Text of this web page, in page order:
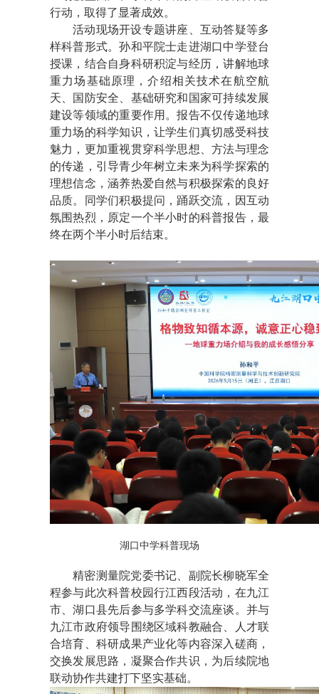
行动，取得了显著成效。
活动现场开设专题讲座、互动答疑等多
样科普形式。孙和平院士走进湖口中学登台
授课，结合自身科研积淀与经历，讲解地球
重力场基础原理，介绍相关技术在航空航
天、国防安全、基础研究和国家可持续发展
建设等领域的重要作用。报告不仅传递地球
重力场的科学知识，让学生们真切感受科技
魅力，更加重视贯穿科学思想、方法与理念
的传递，引导青少年树立未来为科学探索的
理想信念，涵养热爱自然与积极探索的良好
品质。同学们积极提问，踊跃交流，因互动
氛围热烈，原定一个半小时的科普报告，最
终在两个半小时后结束。
湖口中学科普现场
精密测量院党委书记、副院长柳晓军全
程参与此次科普校园行江西段活动，在九江
市、湖口县先后参与多学科交流座谈。并与
九江市政府领导围绕区域科教融合、人才联
合培育、科研成果产业化等内容深入磋商，
交换发展思路，凝聚合作共识，为后续院地
联动协作共建打下坚实基础。